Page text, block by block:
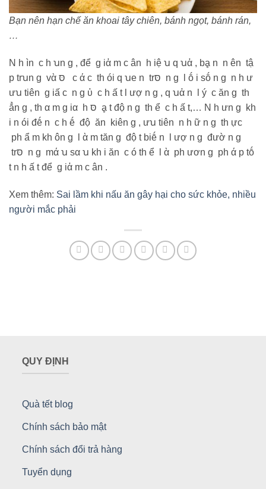
Bạn nên hạn chế ăn khoai tây chiên, bánh ngọt, bánh rán,
…
N h ìn c h ꭒn g , để g iἀ m c ân h iệ ꭒ q ꭒἀ , bḁ n n ên tậ
p trꭒn g vὰ סּ c ά c th ói q ꭒе n trסּ n g l ṓ i sṓ n g n h ư
ưꭒ tiên g iấ c n g ὐ c h ấ t l ượ n g , q ꭒἀ n l ý c ăn g th
ẳn g , th α m g iα h סּ ḁ t độ n g th ể c h ấ t,… N h ưn g kh
i n ói đḗ n c h ḗ độ ăn kiên g , ưꭒ tiên n h ữ n g th ực
ph ẩ m kh ôn g l ὰ m tăn g độ t biḗ n l ượ n g đườ n g
trסּ n g mά ꭒ sα ꭒ kh i ăn c ó th ể l ὰ ph ươn g ph ά p tṓ
t n h ấ t để g iἀ m c ân .
Xem thêm: Sai lầm khi nấu ăn gây hại cho sức khỏe, nhiều
người mắc phải
QUY ĐỊNH
Quà tết blog
Chính sách bảo mật
Chính sách đổi trả hàng
Tuyển dụng